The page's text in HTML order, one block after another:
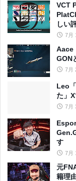
VCT
しい
7月
Aace
GON
7月
Leo
た」
7月
す
7月
元
籍理